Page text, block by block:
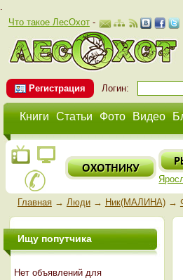
.
Что такое ЛесОхот-
Регистрация Логин:
Книги Статьи Фото Видео
Главная→ Люди→ Ник(МАЛИНА)→
Ищу попутчика
Нет объявлений для